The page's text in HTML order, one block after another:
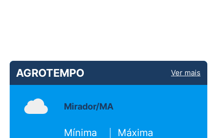
AGROTEMPO Ver mais
Mirador/MA
Mínima Máxima